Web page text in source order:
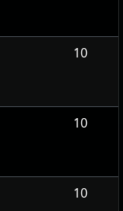
10
10
10